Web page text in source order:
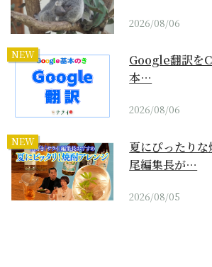
2026/08/06
NEW
Google翻訳を
本…
2026/08/06
NEW
夏にぴったり
尾編集長が…
2026/08/05